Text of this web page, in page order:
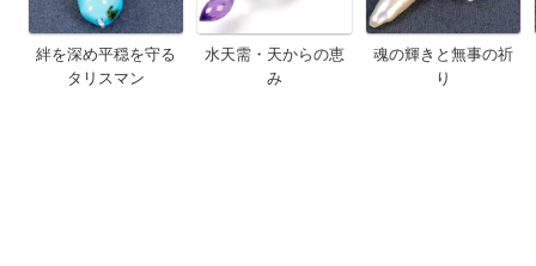
絆を深め平穏を守る
タリスマン
水天需・天からの恵
み
魂の輝きと無事の祈
り